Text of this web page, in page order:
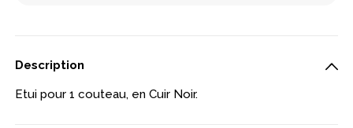
Description
Etui pour 1 couteau, en Cuir Noir.